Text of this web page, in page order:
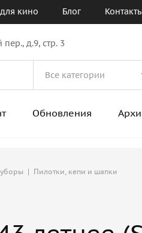
кино Блог
д.9, стр. 3
Обновления
| Пилотки, кепи и шапки